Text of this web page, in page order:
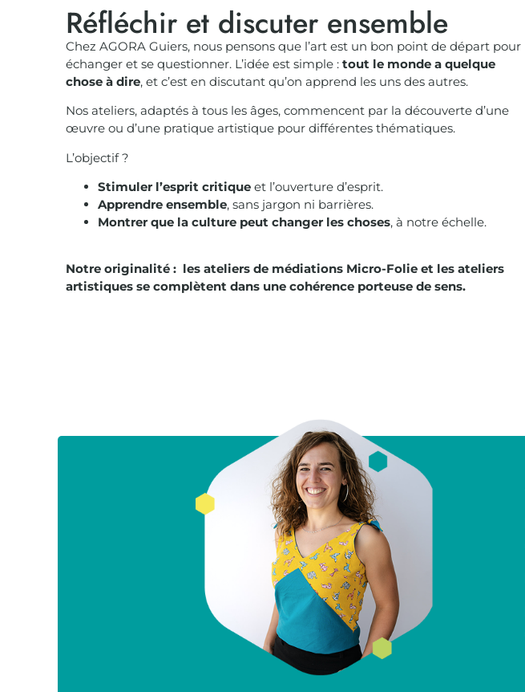
Réfléchir et discuter ensemble
Chez AGORA Guiers, nous pensons que l’art est un bon point de départ pour
échanger et se questionner. L’idée est simple : tout le monde a quelque
chose à dire, et c’est en discutant qu’on apprend les uns des autres.
Nos ateliers, adaptés à tous les âges, commencent par la découverte d’une
œuvre ou d’une pratique artistique pour différentes thématiques.
L’objectif ?
Stimuler l’esprit critique et l’ouverture d’esprit.
Apprendre ensemble, sans jargon ni barrières.
Montrer que la culture peut changer les choses, à notre échelle.
Notre originalité : les ateliers de médiations Micro-Folie et les ateliers
artistiques se complètent dans une cohérence porteuse de sens.